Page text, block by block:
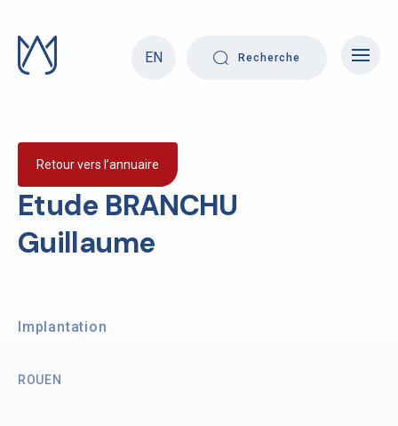
content
EN
Recherche
Etude BRANCHU
Guillaume
Retour vers l’annuaire
Implantation
ROUEN